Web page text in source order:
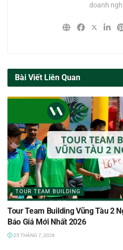
doanh
Bài Viết Liên Quan
TOUR TEAM BUILDING
Tour Team Building Vũng Tàu 2
Báo Giá Mới Nhất 2026
25 THÁNG 7, 2026